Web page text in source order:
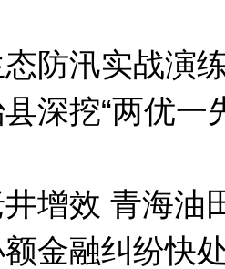
防汛实战演
深挖“两优一
增效 青海油
金融纠纷快